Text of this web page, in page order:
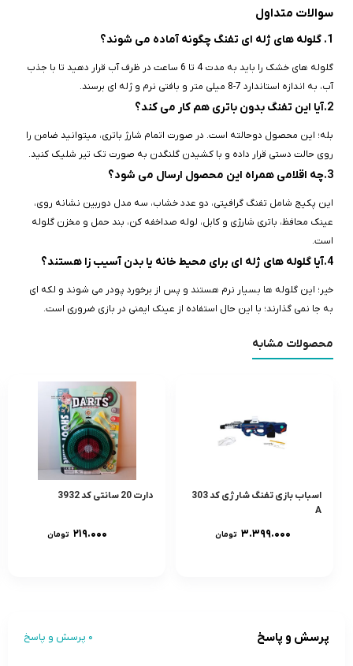
سوالات متداول
1. گلوله‌ های ژله‌ ای تفنگ چگونه آماده می‌ شوند؟
گلوله‌ های خشک را باید به مدت 4 تا 6 ساعت در ظرف آب قرار دهید تا با جذب
آب، به اندازه استاندارد 7-8 میلی‌ متر و بافتی نرم و ژله‌ ای برسند.
2.آیا این تفنگ بدون باتری هم کار می‌ کند؟
بله؛ این محصول دوحالته است. در صورت اتمام شارژ باتری، میتوانید ضامن را
روی حالت دستی قرار داده و با کشیدن گلنگدن به صورت تک‌ تیر شلیک کنید.
3.چه اقلامی همراه این محصول ارسال می‌ شود؟
این پکیج شامل تفنگ گرافیتی، دو عدد خشاب، سه مدل دوربین نشانه‌ روی،
عینک محافظ، باتری شارژی و کابل، لوله صداخفه‌ کن، بند حمل و مخزن گلوله
است.
4.آیا گلوله‌ های ژله‌ ای برای محیط خانه یا بدن آسیب‌ زا هستند؟
خیر؛ این گلوله‌ ها بسیار نرم هستند و پس از برخورد پودر می‌ شوند و لکه‌ ای
به جا نمی‌ گذارند؛ با این حال استفاده از عینک ایمنی در بازی ضروری است.
محصولات مشابه
اسباب بازی تفنگ شارژی کد 303
A
۳.۳۹۹.۰۰۰ تومان
دارت 20 سانتی کد 3932
۲۱۹.۰۰۰ تومان
پرسش و پاسخ 0 پرسش و پاسخ